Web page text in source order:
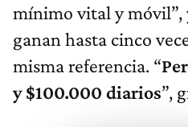
mínimo vital y móvil”,
ganan hasta cinco
misma referencia. “
y $100.000 diarios”,